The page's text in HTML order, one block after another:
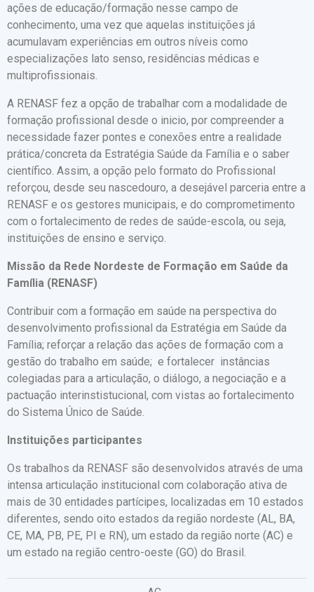
ações de educação/formação nesse campo de
conhecimento, uma vez que aquelas instituições já
acumulavam experiências em outros níveis como
especializações lato senso, residências médicas e
multiprofissionais.
A RENASF fez a opção de trabalhar com a modalidade de
formação profissional desde o inicio, por compreender a
necessidade fazer pontes e conexões entre a realidade
prática/concreta da Estratégia Saúde da Família e o saber
científico. Assim, a opção pelo formato do Profissional
reforçou, desde seu nascedouro, a desejável parceria entre a
RENASF e os gestores municipais, e do comprometimento
com o fortalecimento de redes de saúde-escola, ou seja,
instituições de ensino e serviço.
Missão da Rede Nordeste de Formação em Saúde da
Família (RENASF)
Contribuir com a formação em saúde na perspectiva do
desenvolvimento profissional da Estratégia em Saúde da
Família; reforçar a relação das ações de formação com a
gestão do trabalho em saúde; e fortalecer instâncias
colegiadas para a articulação, o diálogo, a negociação e a
pactuação interinstistucional, com vistas ao fortalecimento
do Sistema Único de Saúde.
Instituições participantes
Os trabalhos da RENASF são desenvolvidos através de uma
intensa articulação institucional com colaboração ativa de
mais de 30 entidades partícipes, localizadas em 10 estados
diferentes, sendo oito estados da região nordeste (AL, BA,
CE, MA, PB, PE, PI e RN), um estado da região norte (AC) e
um estado na região centro-oeste (GO) do Brasil.